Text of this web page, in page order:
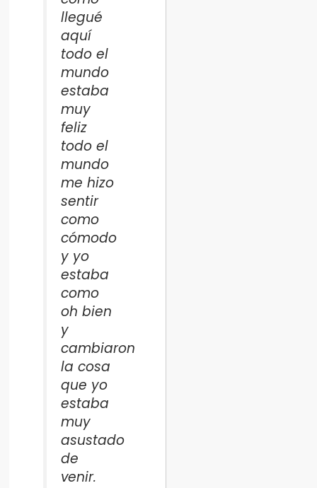
llegué
aquí
todo el
mundo
estaba
muy
feliz
todo el
mundo
me hizo
sentir
como
cómodo
y yo
estaba
como
oh bien
y
cambiaron
la cosa
que yo
estaba
muy
asustado
de
venir.